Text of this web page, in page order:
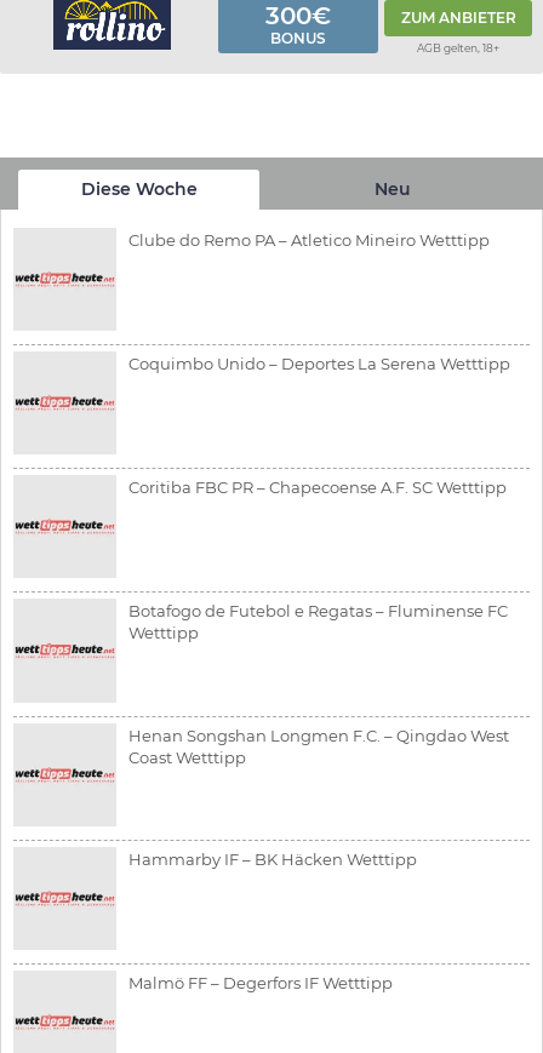
300€
BONUS
ZUM ANBIETER
AGB gelten, 18+
Diese Woche Neu
Clube do Remo PA – Atletico Mineiro Wetttipp
Coquimbo Unido – Deportes La Serena Wetttipp
Coritiba FBC PR – Chapecoense A.F. SC Wetttipp
Botafogo de Futebol e Regatas – Fluminense FC
Wetttipp
Henan Songshan Longmen F.C. – Qingdao West
Coast Wetttipp
Hammarby IF – BK Häcken Wetttipp
Malmö FF – Degerfors IF Wetttipp